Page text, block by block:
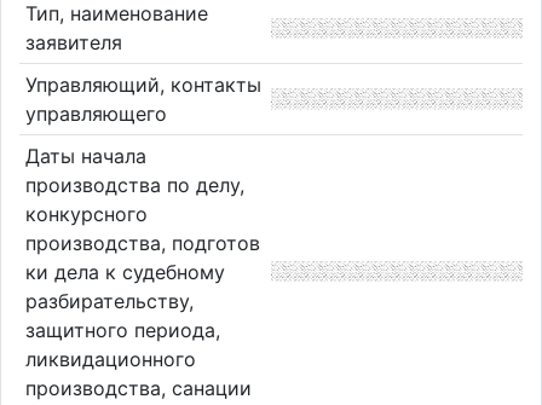
Тип, наименование
заявителя
Управляющий, контакты
управляющего
Даты начала
производства по делу,
конкурсного
производства, подготов
ки дела к судебному
разбирательству,
защитного периода,
ликвидационного
производства, санации